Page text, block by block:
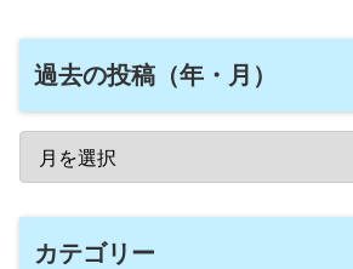
過去の投稿（年・月）
カテゴリー